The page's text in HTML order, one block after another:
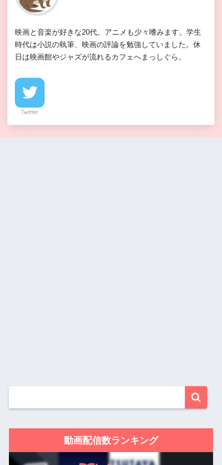
映画と音楽が好きな20代。アニメも少々嗜みます。学生
時代は小説の執筆、映画の評論を勉強していました。休
日は映画館やジャズが流れるカフェへまっしぐら。
Twitter
動画配信数ランキング